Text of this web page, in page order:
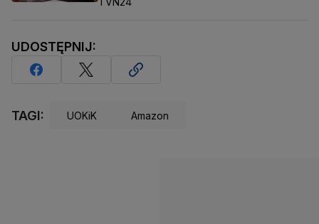
UDOSTĘPNIJ:
TAGI: UOKiK Amazon